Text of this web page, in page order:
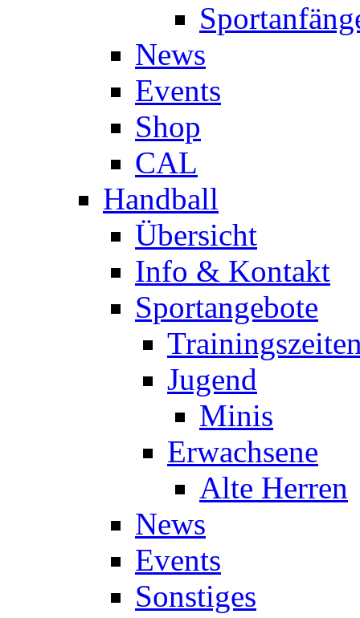
News
Events
Shop
CAL
Handball
Übersicht
Info & Kontakt
Sportangebote
Jugend
Minis
Erwachsene
Alte Herren
News
Events
Sonstiges